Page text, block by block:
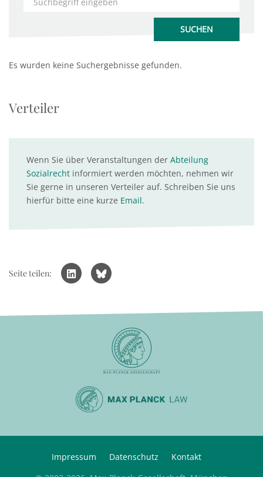
Es wurden keine Suchergebnisse gefunden.
Verteiler
Wenn Sie über Veranstaltungen der Abteilung
Sozialrecht informiert werden möchten, nehmen wir
Sie gerne in unseren Verteiler auf. Schreiben Sie uns
hierfür bitte eine kurze Email.
Seite teilen:
Impressum Datenschutz
Kontakt